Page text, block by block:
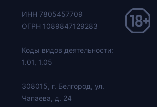
ИНН 7805457709
ОГРН 1089847129283
Коды видов деятельности:
1.01, 1.05
308015, г. Белгород, ул.
Чапаева, д. 24